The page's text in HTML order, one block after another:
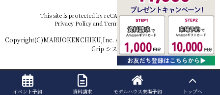
This site is protected by reCAPTCHA and the Google
Privacy Policyand Terms of Service
Copyright(C)MARUOKENCHIKU,Inc. All rights reserved.Produced by
Grip システム
イベント予約 資料請求 モデルハウス来場予約 トップへ